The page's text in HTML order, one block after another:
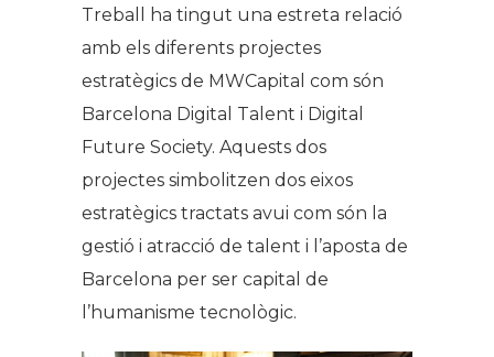
Treball ha tingut una estreta relació
amb els diferents projectes
estratègics de MWCapital com són
Barcelona Digital Talent i Digital
Future Society. Aquests dos
projectes simbolitzen dos eixos
estratègics tractats avui com són la
gestió i atracció de talent i l’aposta de
Barcelona per ser capital de
l’humanisme tecnològic.